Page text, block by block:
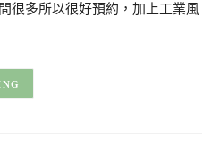
很多所以很好預約，加上工業風